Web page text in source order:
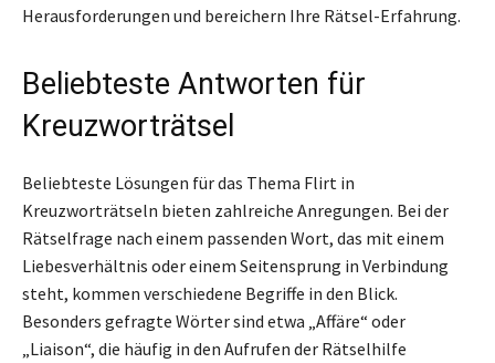
Herausforderungen und bereichern Ihre Rätsel-Erfahrung.
Beliebteste Antworten für
Kreuzworträtsel
Beliebteste Lösungen für das Thema Flirt in
Kreuzworträtseln bieten zahlreiche Anregungen. Bei der
Rätselfrage nach einem passenden Wort, das mit einem
Liebesverhältnis oder einem Seitensprung in Verbindung
steht, kommen verschiedene Begriffe in den Blick.
Besonders gefragte Wörter sind etwa „Affäre“ oder
„Liaison“, die häufig in den Aufrufen der Rätselhilfe